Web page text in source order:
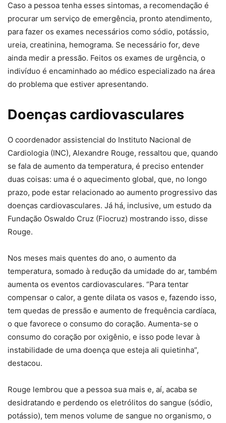
Caso a pessoa tenha esses sintomas, a recomendação é
procurar um serviço de emergência, pronto atendimento,
para fazer os exames necessários como sódio, potássio,
ureia, creatinina, hemograma. Se necessário for, deve
ainda medir a pressão. Feitos os exames de urgência, o
indivíduo é encaminhado ao médico especializado na área
do problema que estiver apresentando.
Doenças cardiovasculares
O coordenador assistencial do Instituto Nacional de
Cardiologia (INC), Alexandre Rouge, ressaltou que, quando
se fala de aumento da temperatura, é preciso entender
duas coisas: uma é o aquecimento global, que, no longo
prazo, pode estar relacionado ao aumento progressivo das
doenças cardiovasculares. Já há, inclusive, um estudo da
Fundação Oswaldo Cruz (Fiocruz) mostrando isso, disse
Rouge.
Nos meses mais quentes do ano, o aumento da
temperatura, somado à redução da umidade do ar, também
aumenta os eventos cardiovasculares. “Para tentar
compensar o calor, a gente dilata os vasos e, fazendo isso,
tem quedas de pressão e aumento de frequência cardíaca,
o que favorece o consumo do coração. Aumenta-se o
consumo do coração por oxigênio, e isso pode levar à
instabilidade de uma doença que esteja ali quietinha”,
destacou.
Rouge lembrou que a pessoa sua mais e, aí, acaba se
desidratando e perdendo os eletrólitos do sangue (sódio,
potássio), tem menos volume de sangue no organismo, o